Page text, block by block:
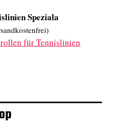
Speziala
für Tennislinien